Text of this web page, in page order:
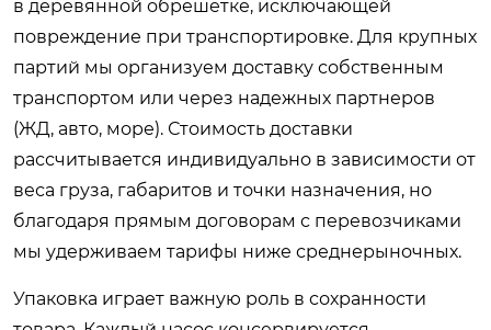
в деревянной обрешетке, исключающей
повреждение при транспортировке. Для крупных
партий мы организуем доставку собственным
транспортом или через надежных партнеров
(ЖД, авто, море). Стоимость доставки
рассчитывается индивидуально в зависимости от
веса груза, габаритов и точки назначения, но
благодаря прямым договорам с перевозчиками
мы удерживаем тарифы ниже среднерыночных.
Упаковка играет важную роль в сохранности